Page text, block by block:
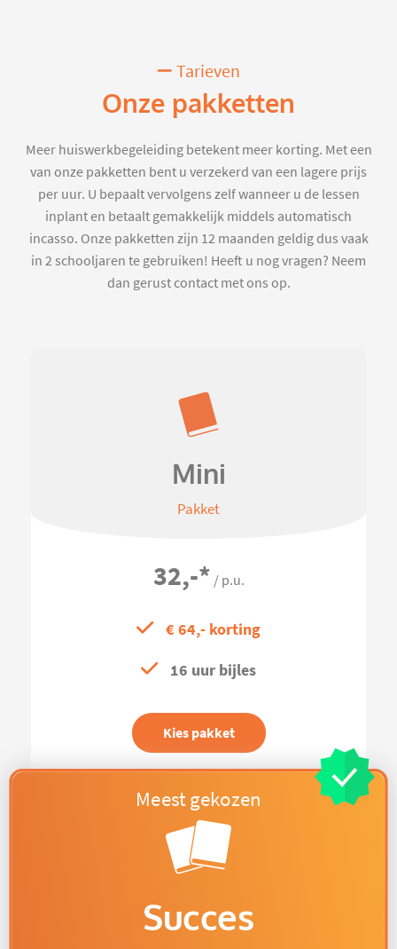
Tarieven
Onze pakketten
Meer huiswerkbegeleiding betekent meer korting. Met een
van onze pakketten bent u verzekerd van een lagere prijs
per uur. U bepaalt vervolgens zelf wanneer u de lessen
inplant en betaalt gemakkelijk middels automatisch
incasso. Onze pakketten zijn 12 maanden geldig dus vaak
in 2 schooljaren te gebruiken! Heeft u nog vragen? Neem
dan gerust contact met ons op.
Mini
Pakket
32,-* / p.u.
€ 64,- korting
16 uur bijles
Kies pakket
Succes